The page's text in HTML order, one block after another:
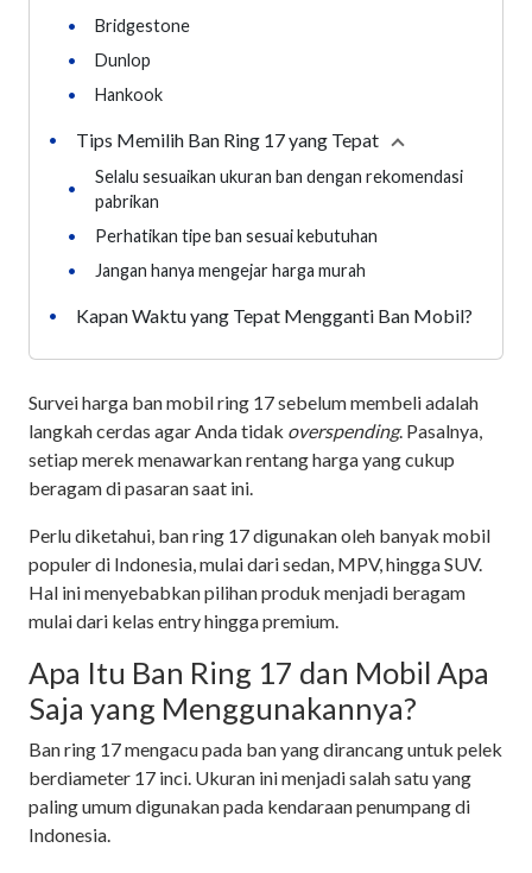
•
Bridgestone
•
Dunlop
•
Hankook
• Tips Memilih Ban Ring 17 yang Tepat Collapse
•
Selalu sesuaikan ukuran ban dengan rekomendasi
pabrikan
•
Perhatikan tipe ban sesuai kebutuhan
•
Jangan hanya mengejar harga murah
• Kapan Waktu yang Tepat Mengganti Ban Mobil?
Survei harga ban mobil ring 17 sebelum membeli adalah
langkah cerdas agar Anda tidak overspending. Pasalnya,
setiap merek menawarkan rentang harga yang cukup
beragam di pasaran saat ini.
Perlu diketahui, ban ring 17 digunakan oleh banyak mobil
populer di Indonesia, mulai dari sedan, MPV, hingga SUV.
Hal ini menyebabkan pilihan produk menjadi beragam
mulai dari kelas entry hingga premium.
Apa Itu Ban Ring 17 dan Mobil Apa
Saja yang Menggunakannya?
Ban ring 17 mengacu pada ban yang dirancang untuk pelek
berdiameter 17 inci. Ukuran ini menjadi salah satu yang
paling umum digunakan pada kendaraan penumpang di
Indonesia.